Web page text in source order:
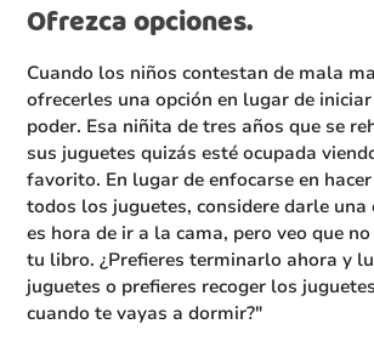
Ofrezca opciones.
Cuando los niños contestan de mala
ofrecerles una opción en lugar de
poder. Esa niñita de tres años que se
sus juguetes quizás esté ocupada
favorito. En lugar de enfocarse en
todos los juguetes, considere darle una
es hora de ir a la cama, pero veo que
tu libro. ¿Prefieres terminarlo ahora y
juguetes o prefieres recoger los
cuando te vayas a dormir?"